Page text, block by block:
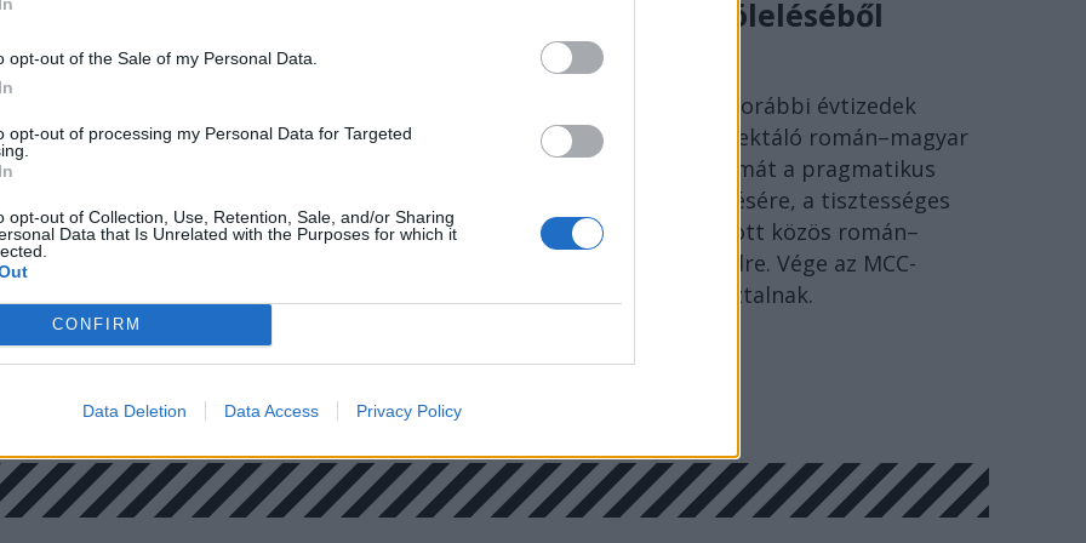
opt-out of the Sale of my Personal Data.
opt-out of processing my Personal Data for Targeted
opt-out of Collection, Use, Retention, Sale, and/or Sharing
Data that Is Unrelated with the Purposes for which it
CONFIRM
Data Deletion Data Access Privacy Policy
nem is kívánja visszamenőlegessé tenni,
a történelmi folyamatokat.
ezek a populisták léteznek Európában és
– folytatta Iohannis.
történelem öleléséből
SÓLYOM ISTVÁN
Ideje lecserélni a korábbi évtizedek
szenvedéseire reflektáló román–magyar
megbékélés fogalmát a pragmatikus
együttélés kifejezésére, a tisztességes
Európáért folytatott közös román–
magyar párbeszédre. Vége az MCC-
történészkerekasztalnak.